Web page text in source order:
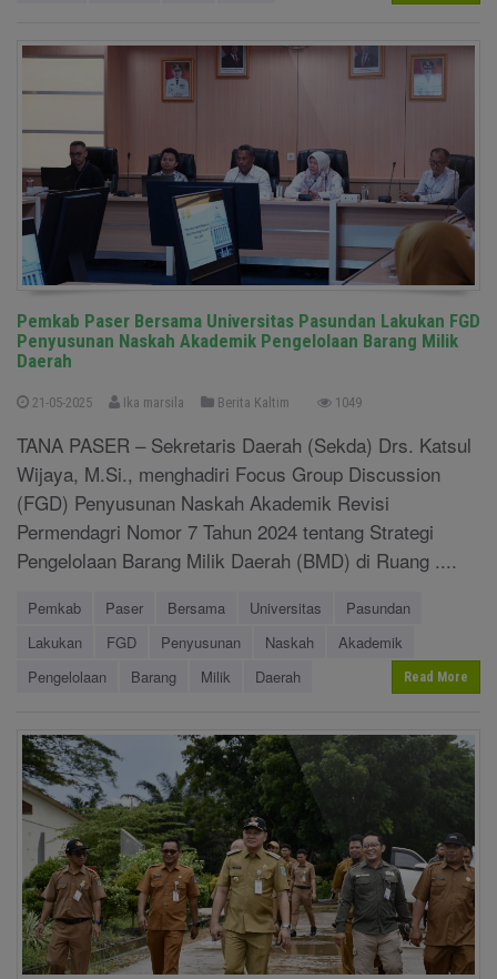
Pemkab Paser Bersama Universitas Pasundan Lakukan FGD
Penyusunan Naskah Akademik Pengelolaan Barang Milik
Daerah
21-05-2025 Ika marsila Berita Kaltim 1049
TANA PASER – Sekretaris Daerah (Sekda) Drs. Katsul
Wijaya, M.Si., menghadiri Focus Group Discussion
(FGD) Penyusunan Naskah Akademik Revisi
Permendagri Nomor 7 Tahun 2024 tentang Strategi
Pengelolaan Barang Milik Daerah (BMD) di Ruang ....
Pemkab Paser Bersama Universitas
Pasundan
Lakukan
FGD Penyusunan Naskah
Akademik
Pengelolaan
Barang Milik Daerah Read More